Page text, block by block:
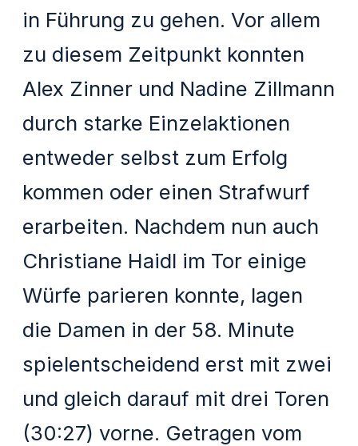
in Führung zu gehen. Vor allem
zu diesem Zeitpunkt konnten
Alex Zinner und Nadine Zillmann
durch starke Einzelaktionen
entweder selbst zum Erfolg
kommen oder einen Strafwurf
erarbeiten. Nachdem nun auch
Christiane Haidl im Tor einige
Würfe parieren konnte, lagen
die Damen in der 58. Minute
spielentscheidend erst mit zwei
und gleich darauf mit drei Toren
(30:27) vorne. Getragen vom